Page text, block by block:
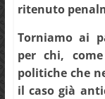
ritenuto
Torniamo ai
per chi,
politiche che
il caso già